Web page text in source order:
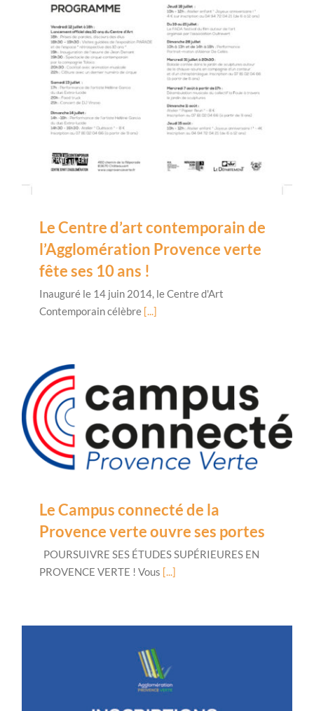
Le Centre d’art contemporain de
l’Agglomération Provence verte
fête ses 10 ans !
Inauguré le 14 juin 2014, le Centre d'Art
Contemporain célèbre [...]
Le Campus connecté de la
Provence verte ouvre ses portes
POURSUIVRE SES ÉTUDES SUPÉRIEURES EN
PROVENCE VERTE ! Vous [...]